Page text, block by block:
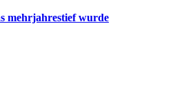
mehrjahrestief wurde